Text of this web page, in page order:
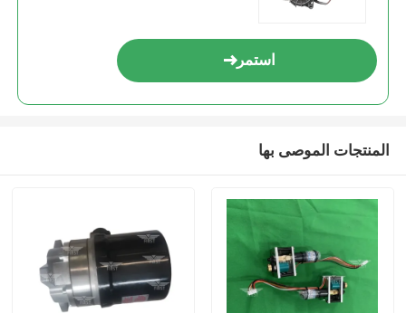
استمر
المنتجات الموصى بها